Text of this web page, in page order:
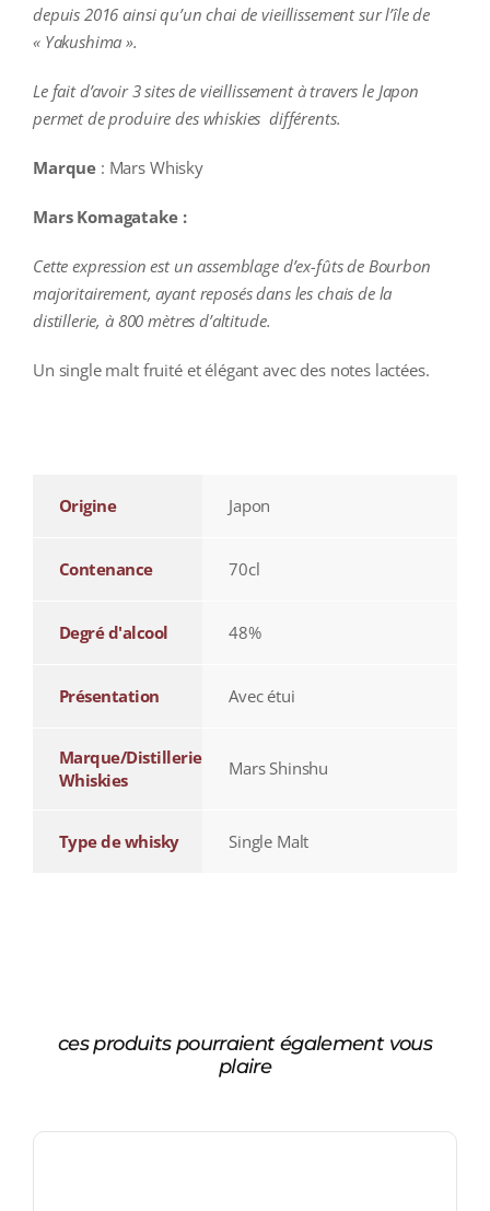
depuis 2016 ainsi qu’un chai de vieillissement sur l’île de
« Yakushima ».
Le fait d’avoir 3 sites de vieillissement à travers le Japon
permet de produire des whiskies différents.
Marque : Mars Whisky
Mars Komagatake :
Cette expression est un assemblage d’ex-fûts de Bourbon
majoritairement, ayant reposés dans les chais de la
distillerie, à 800 mètres d’altitude.
Un single malt fruité et élégant avec des notes lactées.
Origine Japon
Contenance 70cl
Degré d'alcool 48%
Présentation Avec étui
Marque/Distillerie
Whiskies
Mars Shinshu
Type de whisky Single Malt
ces produits pourraient également vous
plaire